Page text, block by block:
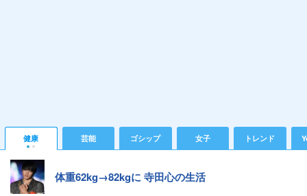
健康 芸能 ゴシップ 女子 トレンド
体重62kg→82kgに 寺田心の生活